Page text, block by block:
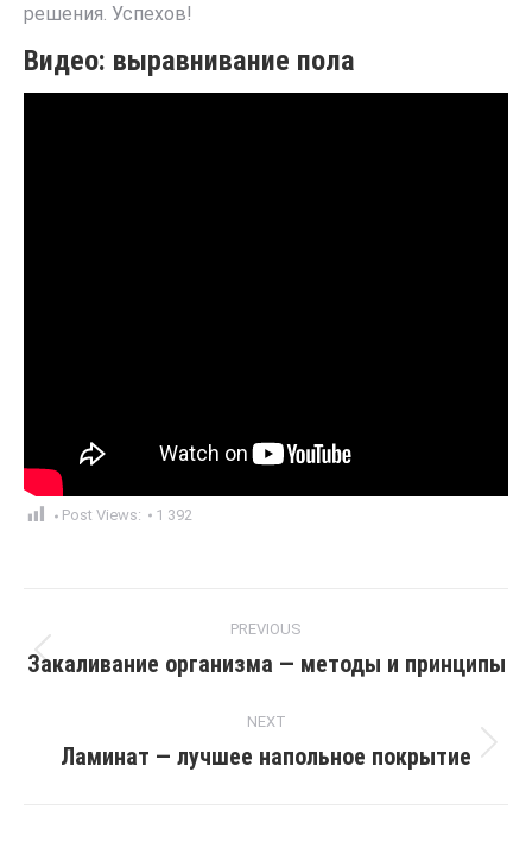
решения. Успехов!
Видео: выравнивание пола
Post Views: 1 392
navigation
PREVIOUS
Previous
Закаливание организма — методы и принципы
NEXT
Next
Ламинат — лучшее напольное покрытие